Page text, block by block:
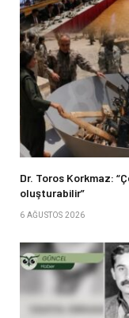
Dr. Toros Korkmaz:
oluşturabilir”
6 AĞUSTOS 2026